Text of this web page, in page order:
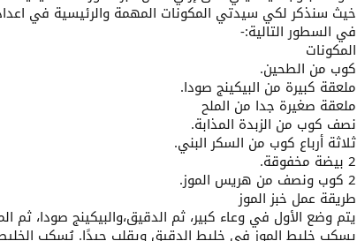
خيث سنذكر لكي سيدتي المكونات المهمة والرئيسية في اعداد
في السطور التالية:-
المكونات
كوب من الطحين.
ملعقة كبيرة من البيكينج صودا.
ملعقة صغيرة جدا من الملح
نصف كوب من الزبدة المذابة.
ثلاثة أرباع كوب من السكر البني.
2 بيضة مخفوقة.
2 كوب ونصف من هريس الموز.
طريقة عمل خبز الموز
يتم وضع الأول في وعاء كبير، ثم الدقيق،والبيكينج صودا،